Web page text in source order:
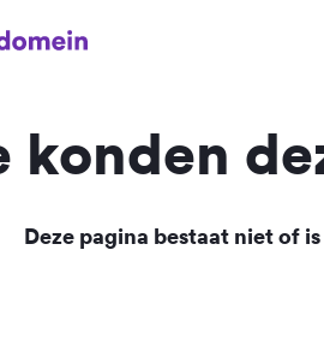
konden
Deze pagina bestaat niet of